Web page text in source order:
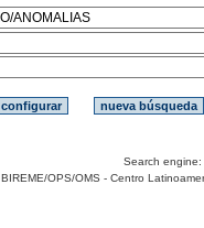
Search engine:
BIREME/OPS/OMS - Centro